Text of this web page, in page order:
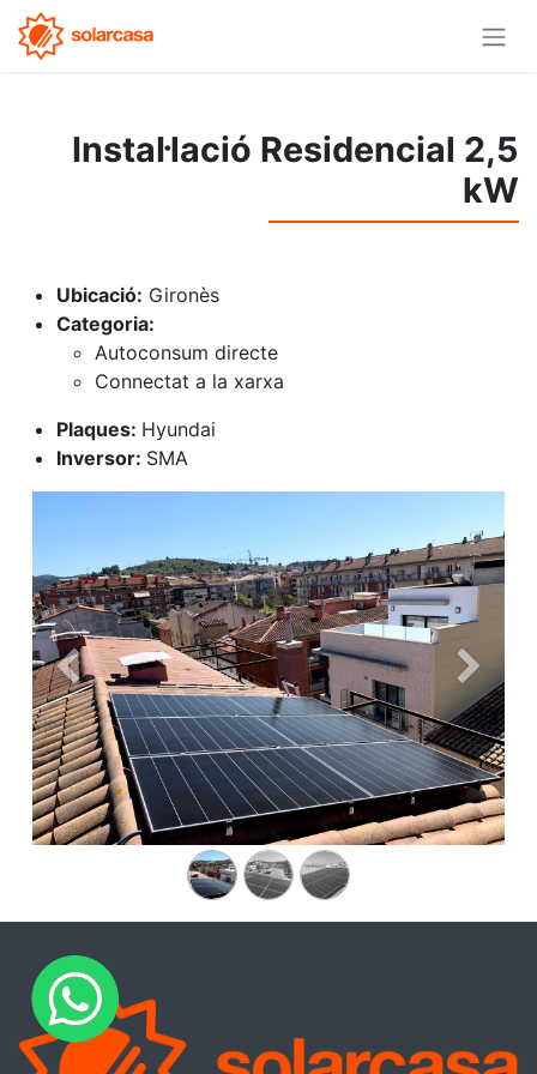
Instal·lació Residencial 2,5
kW
Ubicació: Gironès
Categoria:
Autoconsum directe
Connectat a la xarxa
Plaques: Hyundai
Inversor: SMA
Anterior